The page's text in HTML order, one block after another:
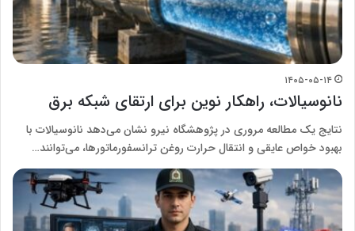
۱۴۰۵-۰۵-۱۴
نانوسیالات، راهکار نوین برای ارتقای شبکه برق
نتایج یک مطالعه مروری در پژوهشگاه نیرو نشان می‌دهد نانوسیالات با
بهبود خواص عایقی و انتقال حرارت روغن ترانسفورماتورها، می‌توانند…